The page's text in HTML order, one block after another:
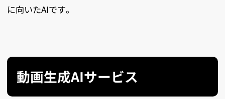
に向いたAIです。
動画生成AIサービス